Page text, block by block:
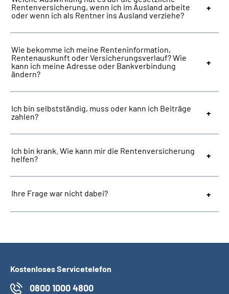
Rentenversicherung, wenn ich im Ausland arbeite
oder wenn ich als Rentner ins Ausland verziehe?
Wie bekomme ich meine Renteninformation,
Rentenauskunft oder Versicherungsverlauf? Wie
kann ich meine Adresse oder Bankverbindung
ändern?
Ich bin selbstständig, muss oder kann ich Beiträge
zahlen?
Ich bin krank. Wie kann mir die Rentenversicherung
helfen?
Ihre Frage war nicht dabei?
Kostenloses Servicetelefon
0800 1000 4800